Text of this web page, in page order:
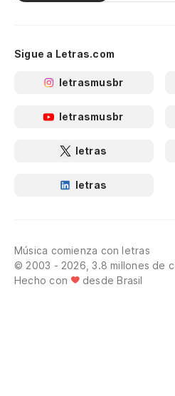
Sigue a Letras.com
letrasmusbr
letrasmusbr
letras
letras
Música comienza con letras
© 2003 - 2026, 3.8 millones de
Hecho con
desde Brasil